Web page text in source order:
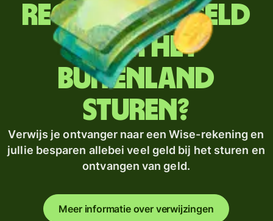
Regelmatig geld
naar het
buitenland
sturen?
Verwijs je ontvanger naar een Wise-rekening en
jullie besparen allebei veel geld bij het sturen en
ontvangen van geld.
Meer informatie over verwijzingen